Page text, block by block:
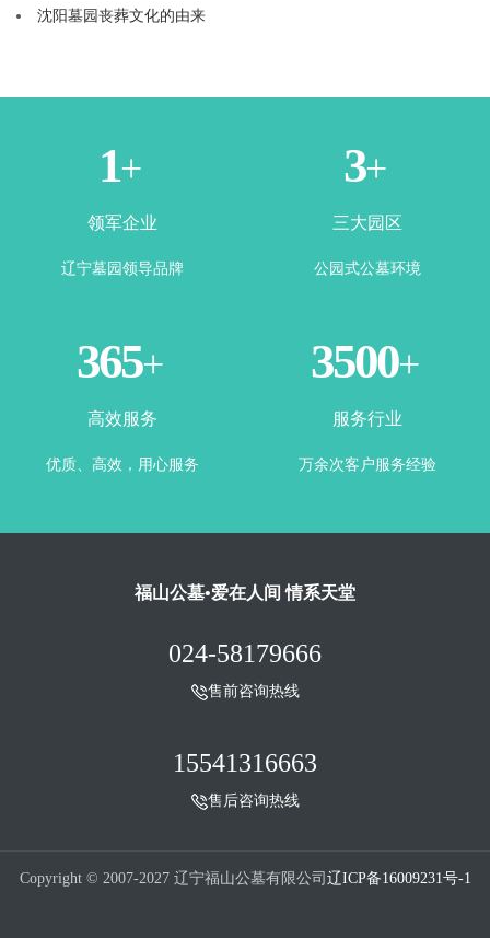
沈阳墓园丧葬文化的由来
1+
领军企业
辽宁墓园领导品牌
3+
三大园区
公园式公墓环境
365+
高效服务
优质、高效，用心服务
3500+
服务行业
万余次客户服务经验
福山公墓•爱在人间 情系天堂
024-58179666
售前咨询热线
15541316663
售后咨询热线
Copyright © 2007-2027 辽宁福山公墓有限公司 辽ICP备16009231号-1